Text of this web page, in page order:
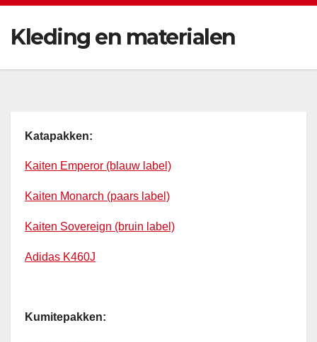
Kleding en materialen
Katapakken:
Kaiten Emperor (blauw label)
Kaiten Monarch (paars label)
Kaiten Sovereign (bruin label)
Adidas K460J
Kumitepakken: